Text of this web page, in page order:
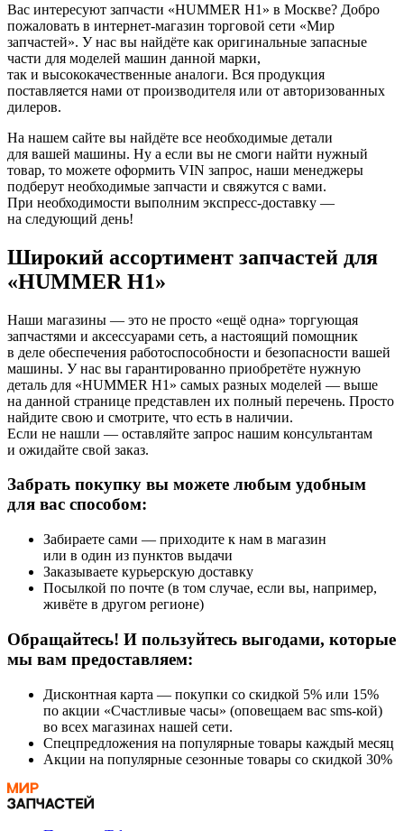
Вас интересуют запчасти «HUMMER H1» в Москве? Добро
пожаловать в интернет-магазин торговой сети «Мир
запчастей». У нас вы найдёте как оригинальные запасные
части для моделей машин данной марки,
так и высококачественные аналоги. Вся продукция
поставляется нами от производителя или от авторизованных
дилеров.
На нашем сайте вы найдёте все необходимые детали
для вашей машины. Ну а если вы не смоги найти нужный
товар, то можете оформить VIN запрос, наши менеджеры
подберут необходимые запчасти и свяжутся с вами.
При необходимости выполним экспресс-доставку —
на следующий день!
Широкий ассортимент запчастей для
«HUMMER H1»
Наши магазины — это не просто «ещё одна» торгующая
запчастями и аксессуарами сеть, а настоящий помощник
в деле обеспечения работоспособности и безопасности вашей
машины. У нас вы гарантированно приобретёте нужную
деталь для «HUMMER H1» самых разных моделей — выше
на данной странице представлен их полный перечень. Просто
найдите свою и смотрите, что есть в наличии.
Если не нашли — оставляйте запрос нашим консультантам
и ожидайте свой заказ.
Забрать покупку вы можете любым удобным
для вас способом:
Забираете сами — приходите к нам в магазин
или в один из пунктов выдачи
Заказываете курьерскую доставку
Посылкой по почте (в том случае, если вы, например,
живёте в другом регионе)
Обращайтесь! И пользуйтесь выгодами, которые
мы вам предоставляем:
Дисконтная карта — покупки со скидкой 5% или 15%
по акции «Счастливые часы» (оповещаем вас sms-кой)
во всех магазинах нашей сети.
Спецпредложения на популярные товары каждый месяц
Акции на популярные сезонные товары со скидкой 30%